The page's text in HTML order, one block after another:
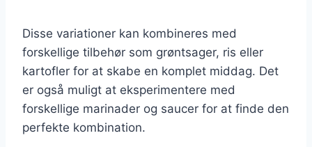
Disse variationer kan kombineres med
forskellige tilbehør som grøntsager, ris eller
kartofler for at skabe en komplet middag. Det
er også muligt at eksperimentere med
forskellige marinader og saucer for at finde den
perfekte kombination.